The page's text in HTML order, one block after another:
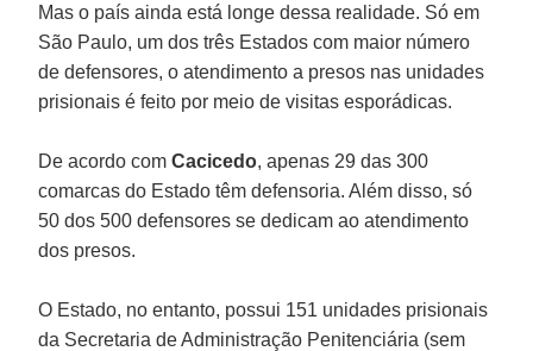
Mas o país ainda está longe dessa realidade. Só em
São Paulo, um dos três Estados com maior número
de defensores, o atendimento a presos nas unidades
prisionais é feito por meio de visitas esporádicas.
De acordo comCacicedo, apenas 29 das 300
comarcas do Estado têm defensoria. Além disso, só
50 dos 500 defensores se dedicam ao atendimento
dos presos.
O Estado, no entanto, possui 151 unidades prisionais
da Secretaria de Administração Penitenciária (sem